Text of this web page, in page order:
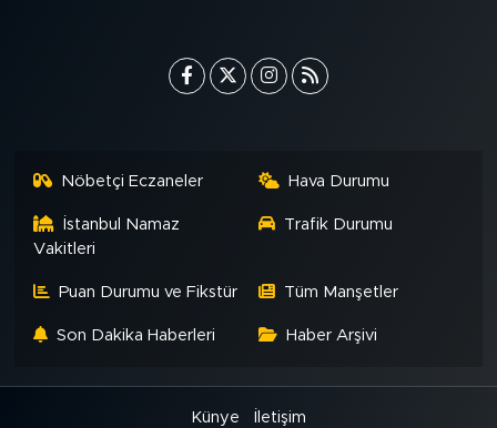
Nöbetçi Eczaneler Hava Durumu
İstanbul Namaz
Vakitleri
Trafik Durumu
Puan Durumu ve Fikstür Tüm Manşetler
Son Dakika Haberleri Haber Arşivi
Künye İletişim